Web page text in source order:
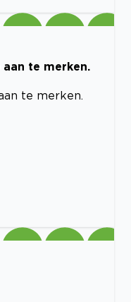
te merken.
te merken.